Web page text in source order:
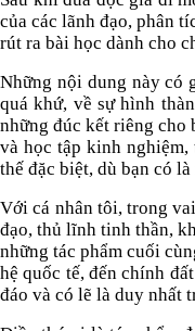
của các lãnh đạo, phân
rút ra bài học dành cho
Những nội dung này có
quá khứ, về sự hình
những đúc kết riêng cho
và học tập kinh
thế đặc biệt, dù bạn có
Với cá nhân tôi, trong
đạo, thủ lĩnh tinh thần,
những tác phẩm cuối
hệ quốc tế, đến chính
đáo và có lẽ là duy nhất